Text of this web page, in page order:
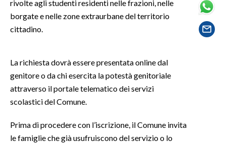
GOSSIP
SALUTE
SARDI NEL MONDO
NOTIZIE
#CARAUNIONE
rivolte agli studenti residenti nelle frazioni, nelle
borgate e nelle zone extraurbane del territorio
cittadino.
La richiesta dovrà essere presentata online dal
genitore o da chi esercita la potestà genitoriale
attraverso il portale telematico dei servizi
scolastici del Comune.
Prima di procedere con l’iscrizione, il Comune invita
le famiglie che già usufruiscono del servizio o lo